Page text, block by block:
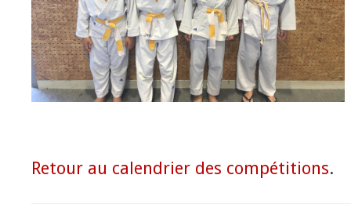
Retour au calendrier des compétitions.